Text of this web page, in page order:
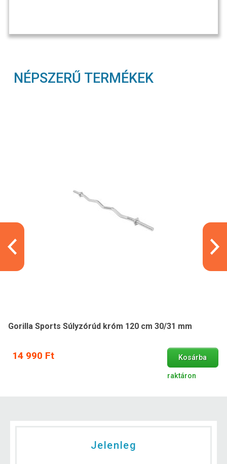
NÉPSZERŰ TERMÉKEK
Gorilla Sports Súlyzórúd króm 120 cm 30/31 mm
14 990 Ft Kosárba
raktáron
Jelenleg